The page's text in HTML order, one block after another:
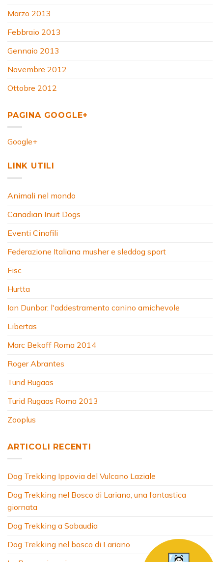
Marzo 2013
Febbraio 2013
Gennaio 2013
Novembre 2012
Ottobre 2012
PAGINA GOOGLE+
Google+
LINK UTILI
Animali nel mondo
Canadian Inuit Dogs
Eventi Cinofili
Federazione Italiana musher e sleddog sport
Fisc
Hurtta
Ian Dunbar: l'addestramento canino amichevole
Libertas
Marc Bekoff Roma 2014
Roger Abrantes
Turid Rugaas
Turid Rugaas Roma 2013
Zooplus
ARTICOLI RECENTI
Dog Trekking Ippovia del Vulcano Laziale
Dog Trekking nel Bosco di Lariano, una fantastica
giornata
Dog Trekking a Sabaudia
Dog Trekking nel bosco di Lariano